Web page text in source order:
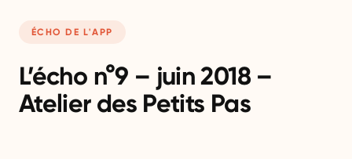
ÉCHO DE L'APP
L’écho n°9 – juin 2018 –
Atelier des Petits Pas